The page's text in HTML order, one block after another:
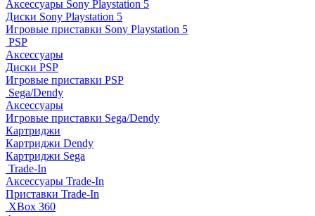
Аксессуары Sony Playstation 5
Диски Sony Playstation 5
Игровые приставки Sony Playstation 5
PSP
Аксессуары
Диски PSP
Игровые приставки PSP
Sega/Dendy
Аксессуары
Игровые приставки Sega/Dendy
Картриджи
Картриджи Dendy
Картриджи Sega
Trade-In
Аксессуары Trade-In
Приставки Trade-In
XBox 360